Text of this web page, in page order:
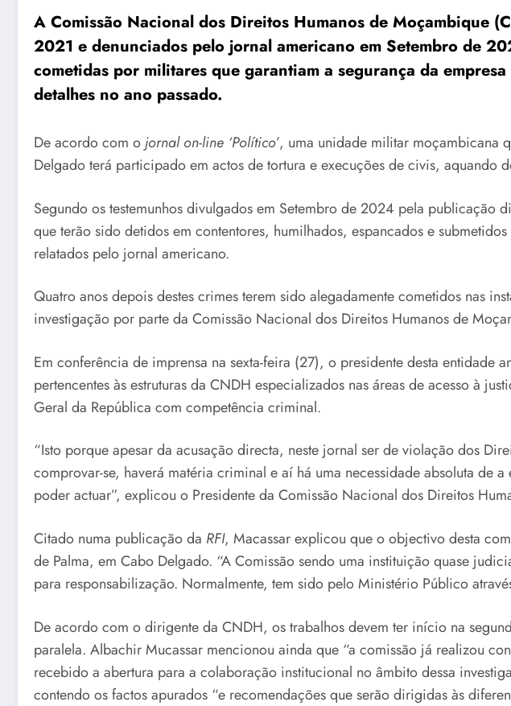
A Comissão Nacional dos Direitos Humanos de Moçambique
2021 e denunciados pelo jornal americano em Setembro de
cometidas por militares que garantiam a segurança da
detalhes no ano passado.
De acordo com ojornal on-line ‘Político’, uma unidade militar moçambicana
Delgado terá participado em actos de tortura e execuções de civis, aquando
Segundo os testemunhos divulgados em Setembro de 2024 pela publicação
que terão sido detidos em contentores, humilhados, espancados e
relatados pelo jornal americano.
Quatro anos depois destes crimes terem sido alegadamente cometidos nas
investigação por parte da Comissão Nacional dos Direitos Humanos de
Em conferência de imprensa na sexta-feira (27), o presidente desta
pertencentes às estruturas da CNDH especializados nas áreas de acesso à
Geral da República com competência criminal.
“Isto porque apesar da acusação directa, neste jornal ser de violação dos
comprovar-se, haverá matéria criminal e aí há uma necessidade absoluta de
poder actuar”, explicou o Presidente da Comissão Nacional dos Direitos
Citado numa publicação da RFI, Macassar explicou que o objectivo desta
de Palma, em Cabo Delgado. “A Comissão sendo uma instituição quase
para responsabilização. Normalmente, tem sido pelo Ministério Público
De acordo com o dirigente da CNDH, os trabalhos devem ter início na
paralela. Albachir Mucassar mencionou ainda que “a comissão já realizou
recebido a abertura para a colaboração institucional no âmbito dessa
contendo os factos apurados “e recomendações que serão dirigidas às